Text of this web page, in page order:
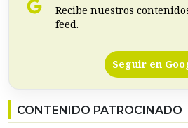
Recibe nuestros
feed.
Seguir en
CONTENIDO PATROCINADO